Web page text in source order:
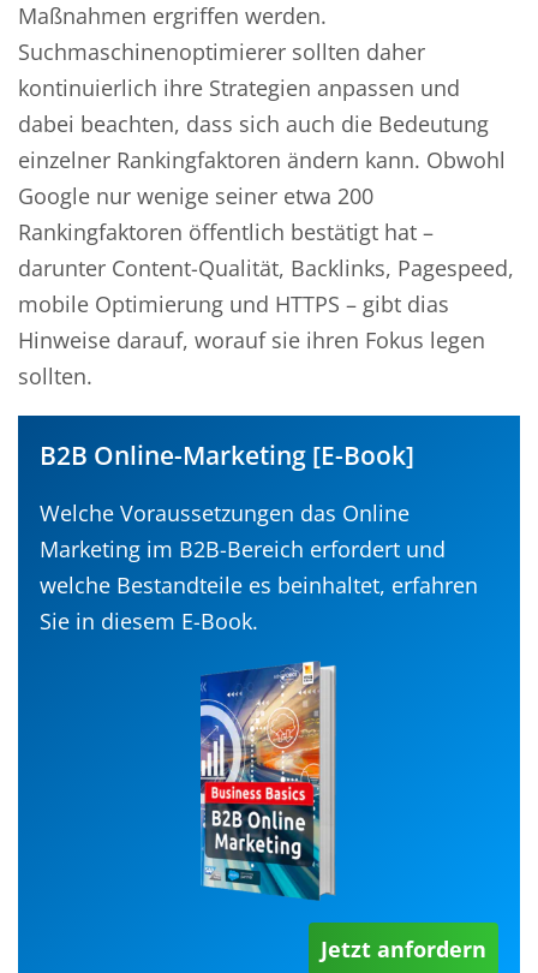
Maßnahmen ergriffen werden.
Suchmaschinenoptimierer sollten daher
kontinuierlich ihre Strategien anpassen und
dabei beachten, dass sich auch die Bedeutung
einzelner Rankingfaktoren ändern kann. Obwohl
Google nur wenige seiner etwa 200
Rankingfaktoren öffentlich bestätigt hat –
darunter Content-Qualität, Backlinks, Pagespeed,
mobile Optimierung und HTTPS – gibt dias
Hinweise darauf, worauf sie ihren Fokus legen
sollten.
B2B Online-Marketing [E-Book]
Welche Voraussetzungen das Online
Marketing im B2B-Bereich erfordert und
welche Bestandteile es beinhaltet, erfahren
Sie in diesem E-Book.
Jetzt anfordern